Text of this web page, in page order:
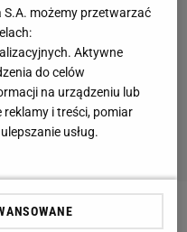
Michał Probierz?
S.A. możemy przetwarzać
Aktywne
do celów
na urządzeniu lub
i treści, pomiar
usług.